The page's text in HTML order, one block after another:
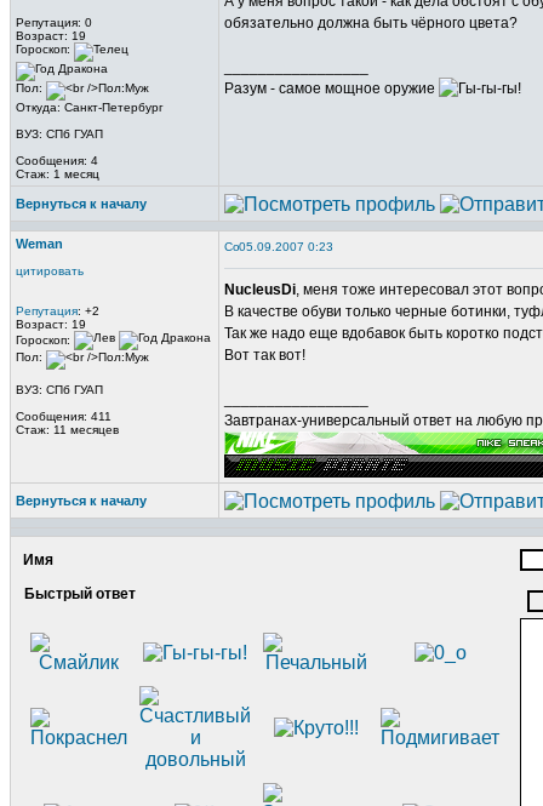
Репутация: 0
Возраст: 19
Гороскоп:
Пол:
Откуда: Санкт-Петербург
ВУЗ: СПб ГУАП
Сообщения: 4
Стаж: 1 месяц
обязательно должна быть чёрного цвета?
Разум - самое мощное оружие
Вернуться к началу
Weman
цитировать
Репутация: +2
Возраст: 19
Гороскоп:
Пол:
ВУЗ: СПб ГУАП
Сообщения: 411
Стаж: 11 месяцев
05.09.2007 0:23
NucleusDi, меня тоже интересовал этот
В качестве обуви только черные ботинки,
Так же надо еще вдобавок быть коротко
Вот так вот!
Завтранах-универсальный ответ на любую
Вернуться к началу
Имя
Быстрый ответ